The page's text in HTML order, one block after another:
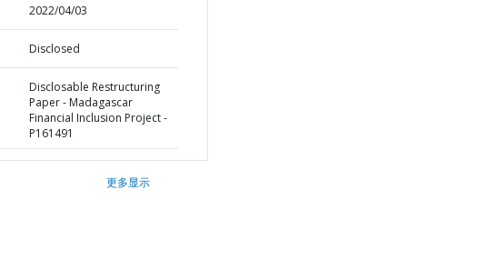
2022/04/03
Disclosed
Disclosable Restructuring
Paper - Madagascar
Financial Inclusion Project -
P161491
更多显示